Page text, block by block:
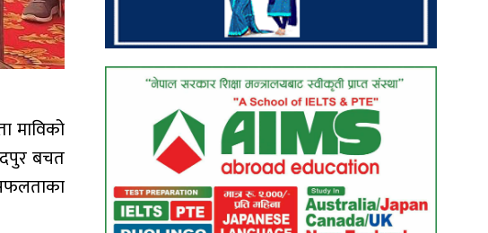
माविको
बचत